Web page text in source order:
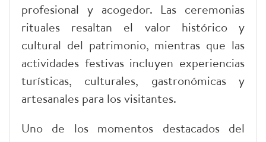
profesional y acogedor. Las ceremonias
rituales resaltan el valor histórico y
cultural del patrimonio, mientras que las
actividades festivas incluyen experiencias
turísticas, culturales, gastronómicas y
artesanales para los visitantes.
Uno de los momentos destacados del